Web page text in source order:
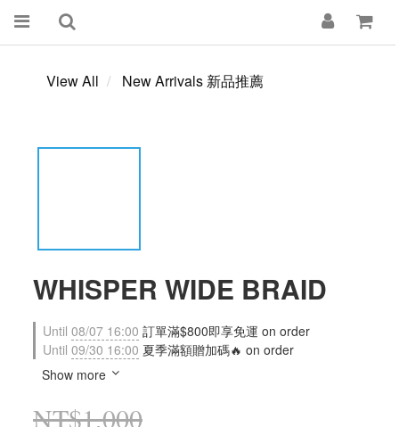
View All New Arrivals 新品推薦
WHISPER WIDE BRAID
Until 08/07 16:00 訂單滿$800即享免運 on order
Until 09/30 16:00 夏季滿額贈加碼🔥 on order
Show more
NT$1,000